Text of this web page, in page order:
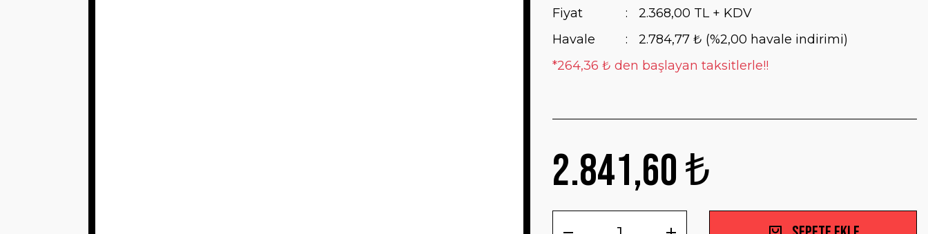
Fiyat
2.368,00 TL + KDV
Havale
2.784,77 ₺ (%2,00 havale indirimi)
*264,36 ₺ den başlayan taksitlerle!!
2.841,60 ₺